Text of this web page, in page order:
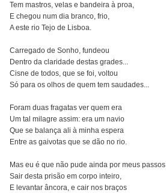
Tem mastros, velas e bandeira à proa,
E chegou num dia branco, frio,
A este rio Tejo de Lisboa.
Carregado de Sonho, fundeou
Dentro da claridade destas grades...
Cisne de todos, que se foi, voltou
Só para os olhos de quem tem saudades...
Foram duas fragatas ver quem era
Um tal milagre assim: era um navio
Que se balança ali à minha espera
Entre as gaivotas que se dão no rio.
Mas eu é que não pude ainda por meus passos
Sair desta prisão em corpo inteiro,
E levantar âncora, e cair nos braços